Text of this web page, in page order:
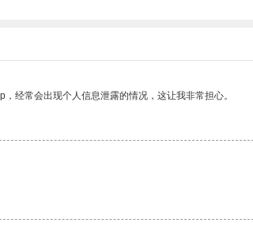
经常会出现个人信息泄露的情况，这让我非常担心。